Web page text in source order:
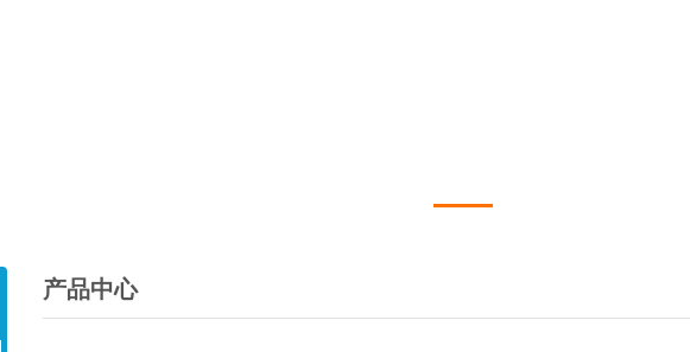
产品中心